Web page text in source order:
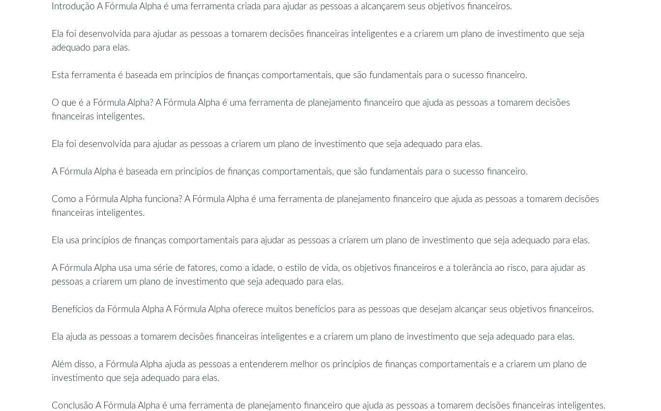
Introdução A Fórmula Alpha é uma ferramenta criada para ajudar as pessoas a alcançarem seus objetivos financeiros.
Ela foi desenvolvida para ajudar as pessoas a tomarem decisões financeiras inteligentes e a criarem um plano de investimento que seja
adequado para elas.
Esta ferramenta é baseada em princípios de finanças comportamentais, que são fundamentais para o sucesso financeiro.
O que é a Fórmula Alpha? A Fórmula Alpha é uma ferramenta de planejamento financeiro que ajuda as pessoas a tomarem decisões
financeiras inteligentes.
Ela foi desenvolvida para ajudar as pessoas a criarem um plano de investimento que seja adequado para elas.
A Fórmula Alpha é baseada em princípios de finanças comportamentais, que são fundamentais para o sucesso financeiro.
Como a Fórmula Alpha funciona? A Fórmula Alpha é uma ferramenta de planejamento financeiro que ajuda as pessoas a tomarem decisões
financeiras inteligentes.
Ela usa princípios de finanças comportamentais para ajudar as pessoas a criarem um plano de investimento que seja adequado para elas.
A Fórmula Alpha usa uma série de fatores, como a idade, o estilo de vida, os objetivos financeiros e a tolerância ao risco, para ajudar as
pessoas a criarem um plano de investimento que seja adequado para elas.
Benefícios da Fórmula Alpha A Fórmula Alpha oferece muitos benefícios para as pessoas que desejam alcançar seus objetivos financeiros.
Ela ajuda as pessoas a tomarem decisões financeiras inteligentes e a criarem um plano de investimento que seja adequado para elas.
Além disso, a Fórmula Alpha ajuda as pessoas a entenderem melhor os princípios de finanças comportamentais e a criarem um plano de
investimento que seja adequado para elas.
Conclusão A Fórmula Alpha é uma ferramenta de planejamento financeiro que ajuda as pessoas a tomarem decisões financeiras inteligentes.